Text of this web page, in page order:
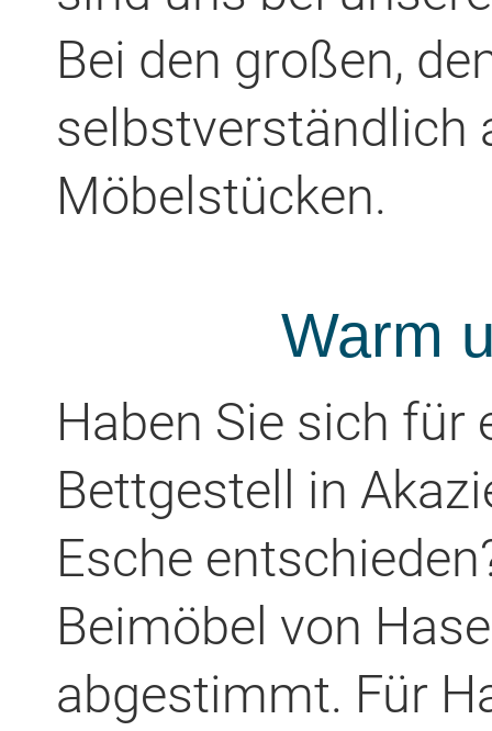
Bei den großen,
selbstverständlich
Möbelstücken.
Warm
Haben Sie sich für
Bettgestell in
Esche
Beimöbel von
abgestimmt. Für